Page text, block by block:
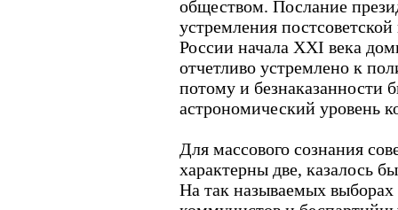
обществом. Послание
устремления
России начала XXI века
отчетливо устремлено к
потому и безнаказанности
астрономический уровень
Для массового сознания
характерны две, казалось
На так называемых